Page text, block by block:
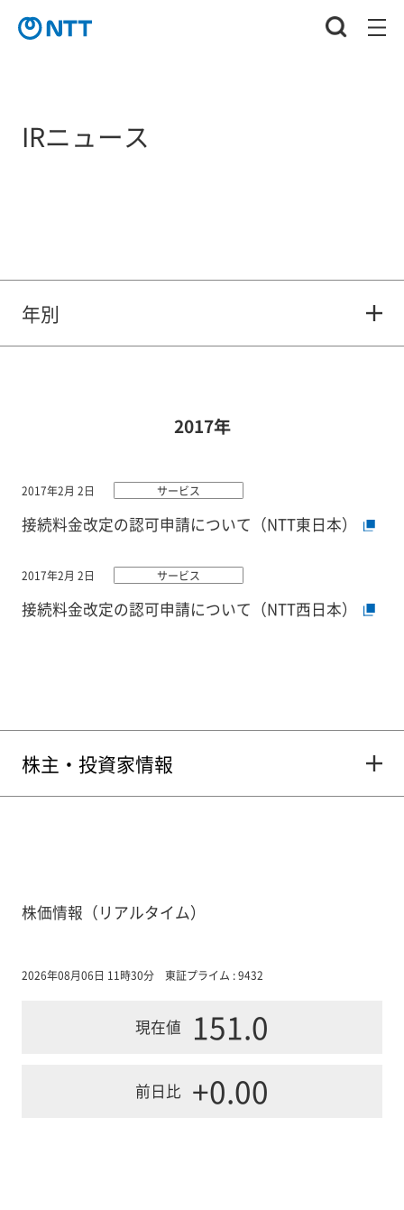
IRニュース
年別
2017年
2017年2月 2日 サービス
接続料金改定の認可申請について（NTT東日本）
2017年2月 2日 サービス
接続料金改定の認可申請について（NTT西日本）
株主・投資家情報
株価情報（リアルタイム）
2026年08月06日 11時30分 東証プライム : 9432
現在値 151.0
前日比 +0.00